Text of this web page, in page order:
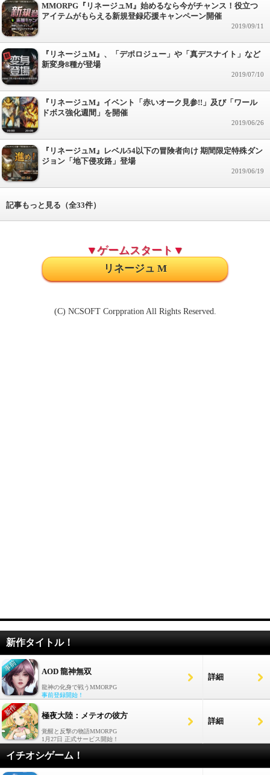
MMORPG『リネージュM』始めるなら今がチャンス！役立つ
アイテムがもらえる新規登録応援キャンペーン開催
2019/09/11
『リネージュM』、「デポロジュー」や「真デスナイト」など
新変身8種が登場
2019/07/10
『リネージュM』イベント「赤いオーク見参!!」及び「ワール
ドボス強化週間」を開催
2019/06/26
『リネージュM』レベル54以下の冒険者向け 期間限定特殊ダン
ジョン「地下侵攻路」登場
2019/06/19
記事もっと見る（全33件）
▼ゲームスタート▼
リネージュ M
(C) NCSOFT Corppration All Rights Reserved.
新作タイトル！
AOD 龍神無双
龍神の化身で戦うMMORPG
事前登録開始！
詳細
極夜大陸：メテオの彼方
覚醒と反撃の物語MMORPG
1月27日 正式サービス開始！
詳細
イチオシゲーム！